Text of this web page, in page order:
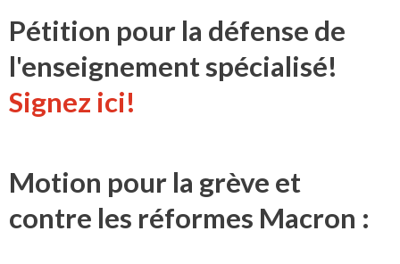
Pétition pour la défense de
l'enseignement spécialisé!
Signez ici!
Motion pour la grève et
contre les réformes Macron :